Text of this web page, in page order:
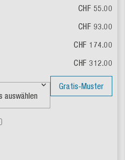
CHF 55.00
CHF 93.00
CHF 174.00
CHF 312.00
Gratis-Muster